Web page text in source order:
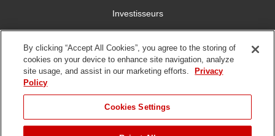
Investisseurs
Carrières
Connectez-vous avec nous
By clicking “Accept All Cookies”, you agree to the storing of
cookies on your device to enhance site navigation, analyze
site usage, and assist in our marketing efforts.
Privacy
Policy
Cookies Settings